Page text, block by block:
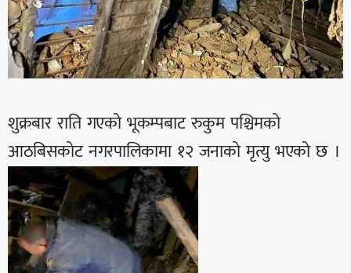
शुक्रबार राति गएको भूकम्पबाट रुकुम पश्चिमको
आठबिसकोट नगरपालिकामा १२ जनाको मृत्यु भएको छ ।